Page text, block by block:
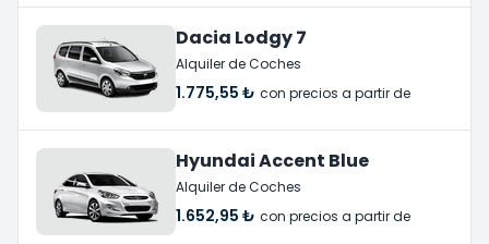
Dacia Lodgy 7
Alquiler de Coches
1.775,55 ₺ con precios a partir de
Hyundai Accent Blue
Alquiler de Coches
1.652,95 ₺ con precios a partir de